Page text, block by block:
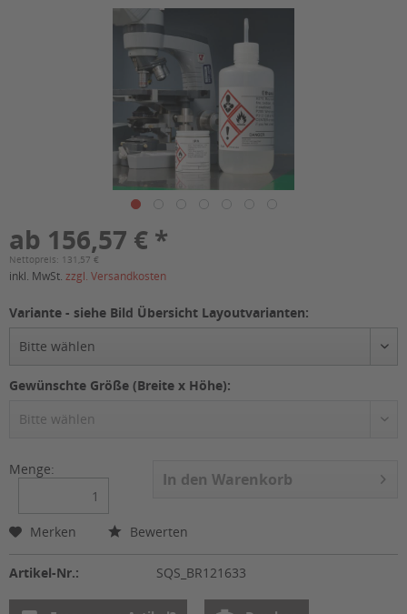
ab 156,57 € *
Nettopreis: 131,57 €
inkl. MwSt. zzgl. Versandkosten
Variante - siehe Bild Übersicht Layoutvarianten:
Gewünschte Größe (Breite x Höhe):
Menge:
In den Warenkorb
Merken Bewerten
Artikel-Nr.: SQS_BR121633